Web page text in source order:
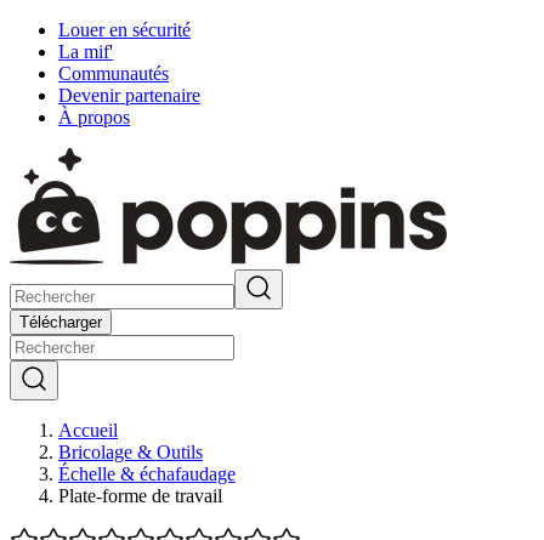
Louer en sécurité
La mif'
Communautés
Devenir partenaire
À propos
Télécharger
Accueil
Bricolage & Outils
Échelle & échafaudage
Plate-forme de travail